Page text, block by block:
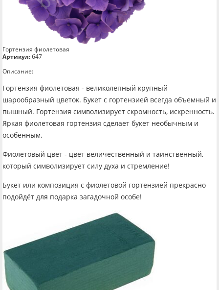
Гортензия фиолетовая
Артикул:б47
Описание:
Гортензия фиолетовая - великолепный крупный
шарообразный цветок. Букет с гортензией всегда объемный и
пышный. Гортензия символизирует скромность, искренность.
Яркая фиолетовая гортензия сделает букет необычным и
особенным.
Фиолетовый цвет - цвет величественный и таинственный,
который символизирует силу духа и стремление!
Букет или композиция с фиолетовой гортензией прекрасно
подойдёт для подарка загадочной особе!